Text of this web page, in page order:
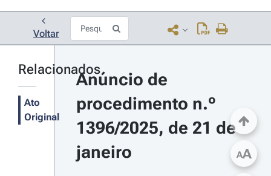
Voltar
Relacionados
Ato
Original
Anúncio de
procedimento n.º
1396/2025, de 21 de
janeiro
AA